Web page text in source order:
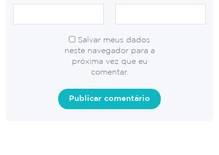
Salvar meus dados
neste navegador para a
próxima vez que eu
comentar.